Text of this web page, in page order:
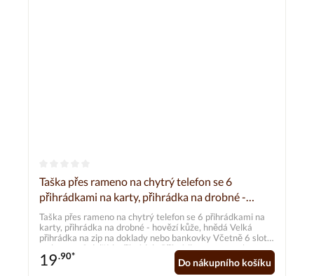
Průměrné hodnocení 0 z 5 hvězd
Taška přes rameno na chytrý telefon se 6
přihrádkami na karty, přihrádka na drobné -
hovězí kůže
Taška přes rameno na chytrý telefon se 6 přihrádkami na
karty, přihrádka na drobné - hovězí kůže, hnědá Velká
přihrádka na zip na doklady nebo bankovky Včetně 6 slotů
na karty a 2 dalších přihrádek. Přihrádka na smartphone se
zapínáním na druk vhodná pro všechny standardní velikosti
(viz rozměry přihrádky na smartphone). Nastavitelný
19.90*
Do nákupního košíku